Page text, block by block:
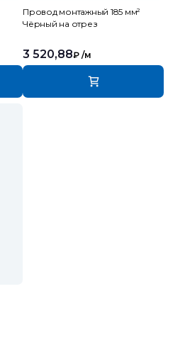
Провод монтажный 185 мм²
Чёрный на отрез
3 520,88₽ /м